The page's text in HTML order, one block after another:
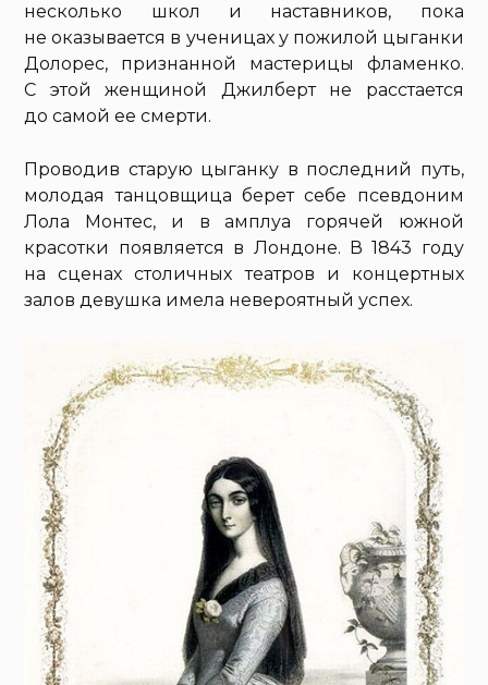
несколько школ и наставников, пока
не оказывается в ученицах у пожилой цыганки
Долорес, признанной мастерицы фламенко.
С этой женщиной Джилберт не расстается
до самой ее смерти.
Проводив старую цыганку в последний путь,
молодая танцовщица берет себе псевдоним
Лола Монтес, и в амплуа горячей южной
красотки появляется в Лондоне. В 1843 году
на сценах столичных театров и концертных
залов девушка имела невероятный успех.